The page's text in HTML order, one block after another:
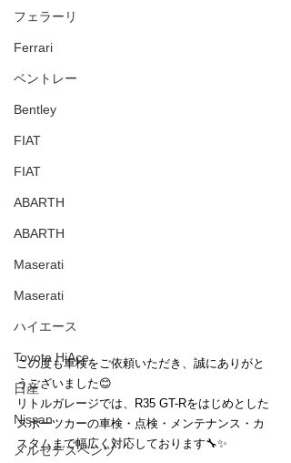
フェラーリ
Ferrari
ベントレー
Bentley
FIAT
FIAT
ABARTH
ABARTH
Maserati
Maserati
ハイエース
Toyota HiAce
日産
Nissan
メルセデスベンツ
この度も車検をご依頼いただき、誠にありがと
うございました😊
リトルガレージでは、R35 GT-Rをはじめとした
スポーツカーの車検・点検・メンテナンス・カ
スタムまで幅広く対応しております🔧✨